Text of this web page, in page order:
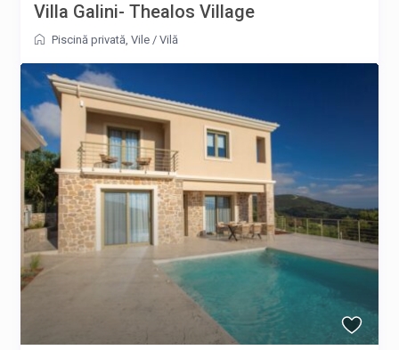
Villa Galini- Thealos Village
Piscină privată,Vile /Vilă